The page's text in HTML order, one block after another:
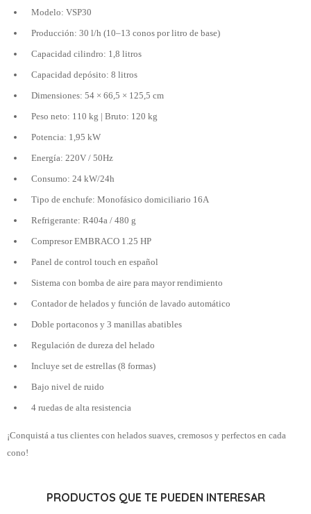
Modelo: VSP30
Producción: 30 l/h (10–13 conos por litro de base)
Capacidad cilindro: 1,8 litros
Capacidad depósito: 8 litros
Dimensiones: 54 × 66,5 × 125,5 cm
Peso neto: 110 kg | Bruto: 120 kg
Potencia: 1,95 kW
Energía: 220V / 50Hz
Consumo: 24 kW/24h
Tipo de enchufe: Monofásico domiciliario 16A
Refrigerante: R404a / 480 g
Compresor EMBRACO 1.25 HP
Panel de control touch en español
Sistema con bomba de aire para mayor rendimiento
Contador de helados y función de lavado automático
Doble portaconos y 3 manillas abatibles
Regulación de dureza del helado
Incluye set de estrellas (8 formas)
Bajo nivel de ruido
4 ruedas de alta resistencia
¡Conquistá a tus clientes con helados suaves, cremosos y perfectos en cada
cono!
PRODUCTOS QUE TE PUEDEN INTERESAR